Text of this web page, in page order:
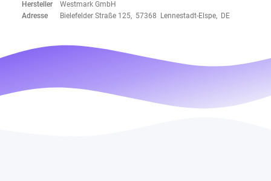
Hersteller
Westmark GmbH
Adresse
Bielefelder Straße 125, 57368 Lennestadt-Elspe, DE